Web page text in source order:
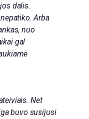
dalis.
Arba
nuo
gal
Net
buvo susijusi